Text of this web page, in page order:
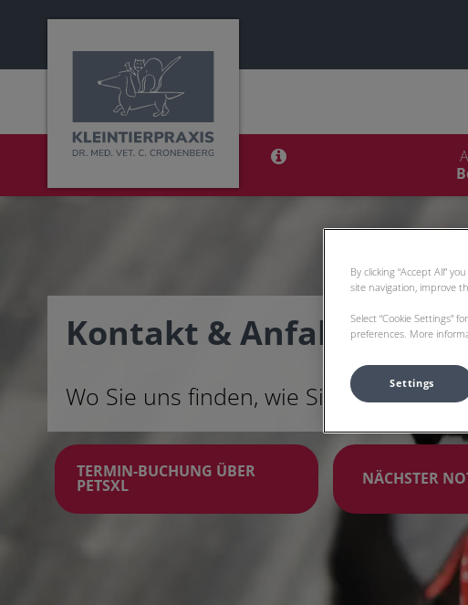
Homepage Tierarztpraxis Wenzenbach
Kontakt & Anfahrt
Wo Sie uns finden, wie Sie uns
TERMIN-BUCHUNG ÜBER
PETSXL
NÄCHSTER
By clicking “Accept All”
site navigation, improve
Select “Cookie Settings”
preferences. More
Settings